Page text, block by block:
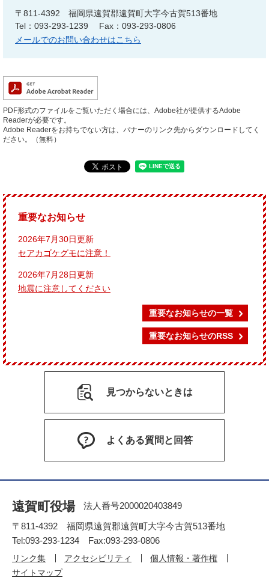
〒811-4392
福岡県遠賀郡遠賀町大字今古賀513番地
Tel：093-293-1239
Fax：093-293-0806
メールでのお問い合わせはこちら
PDF形式のファイルをご覧いただく場合には、Adobe社が提供するAdobe
Readerが必要です。
Adobe Readerをお持ちでない方は、バナーのリンク先からダウンロードしてく
ださい。（無料）
重要なお知らせ
2026年7月30日更新
セアカゴケグモに注意！
2026年7月28日更新
地震に注意してください
重要なお知らせの一覧
重要なお知らせのRSS
見つからないときは
よくある質問と回答
遠賀町役場
法人番号2000020403849
〒811-4392 福岡県遠賀郡遠賀町大字今古賀513番地
Tel:093-293-1234 Fax:093-293-0806
リンク集 アクセシビリティ
個人情報・著作権
サイトマップ